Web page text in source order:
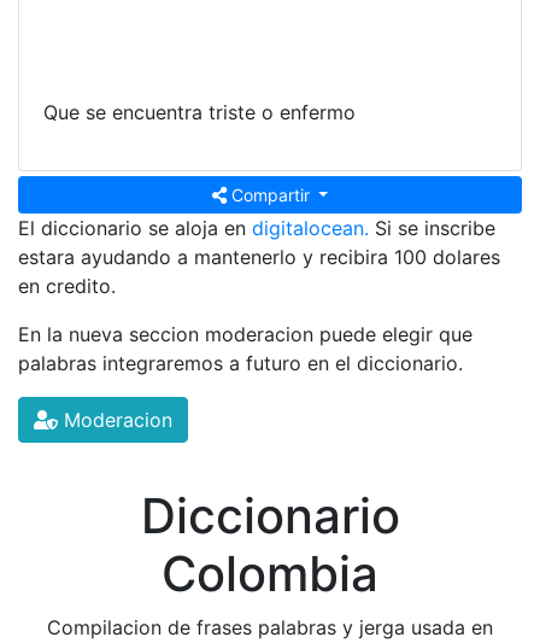
Que se encuentra triste o enfermo
Compartir
El diccionario se aloja en digitalocean. Si se inscribe
estara ayudando a mantenerlo y recibira 100 dolares
en credito.
En la nueva seccion moderacion puede elegir que
palabras integraremos a futuro en el diccionario.
Moderacion
Diccionario
Colombia
Compilacion de frases palabras y jerga usada en